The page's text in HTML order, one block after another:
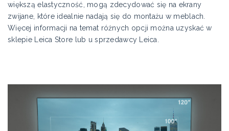
większą elastyczność, mogą zdecydować się na ekrany
zwijane, które idealnie nadają się do montażu w meblach.
Więcej informacji na temat różnych opcji można uzyskać w
sklepie Leica Store lub u sprzedawcy Leica.